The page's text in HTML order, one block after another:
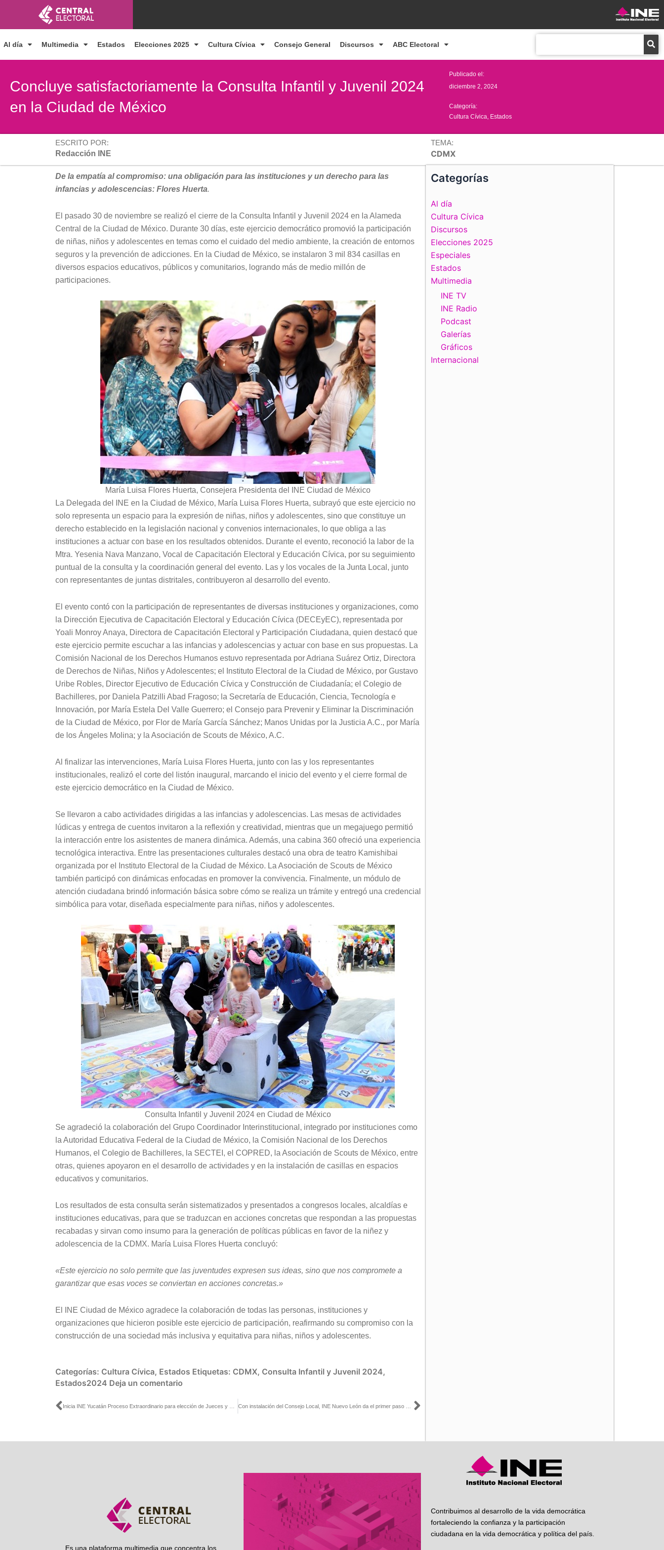
contenido
Al día Multimedia Estados Elecciones 2025 Cultura Cívica Consejo General Discursos ABC Electoral
Concluye satisfactoriamente la Consulta Infantil y Juvenil 2024
en la Ciudad de México
Publicado el:
diciembre 2, 2024
Categoría:
Cultura Cívica Estados
ESCRITO POR:
Redacción INE
TEMA:
CDMX
De la empatía al compromiso: una obligación para las instituciones y un derecho para las
infancias y adolescencias: Flores Huerta.
El pasado 30 de noviembre se realizó el cierre de la Consulta Infantil y Juvenil 2024 en la Alameda
Central de la Ciudad de México. Durante 30 días, este ejercicio democrático promovió la participación
de niñas, niños y adolescentes en temas como el cuidado del medio ambiente, la creación de entornos
seguros y la prevención de adicciones. En la Ciudad de México, se instalaron 3 mil 834 casillas en
diversos espacios educativos, públicos y comunitarios, logrando más de medio millón de
participaciones.
María Luisa Flores Huerta, Consejera Presidenta del INE Ciudad de México
La Delegada del INE en la Ciudad de México, María Luisa Flores Huerta, subrayó que este ejercicio no
solo representa un espacio para la expresión de niñas, niños y adolescentes, sino que constituye un
derecho establecido en la legislación nacional y convenios internacionales, lo que obliga a las
instituciones a actuar con base en los resultados obtenidos. Durante el evento, reconoció la labor de la
Mtra. Yesenia Nava Manzano, Vocal de Capacitación Electoral y Educación Cívica, por su seguimiento
puntual de la consulta y la coordinación general del evento. Las y los vocales de la Junta Local, junto
con representantes de juntas distritales, contribuyeron al desarrollo del evento.
El evento contó con la participación de representantes de diversas instituciones y organizaciones, como
la Dirección Ejecutiva de Capacitación Electoral y Educación Cívica (DECEyEC), representada por
Yoali Monroy Anaya, Directora de Capacitación Electoral y Participación Ciudadana, quien destacó que
este ejercicio permite escuchar a las infancias y adolescencias y actuar con base en sus propuestas. La
Comisión Nacional de los Derechos Humanos estuvo representada por Adriana Suárez Ortiz, Directora
de Derechos de Niñas, Niños y Adolescentes; el Instituto Electoral de la Ciudad de México, por Gustavo
Uribe Robles, Director Ejecutivo de Educación Cívica y Construcción de Ciudadanía; el Colegio de
Bachilleres, por Daniela Patzilli Abad Fragoso; la Secretaría de Educación, Ciencia, Tecnología e
Innovación, por María Estela Del Valle Guerrero; el Consejo para Prevenir y Eliminar la Discriminación
de la Ciudad de México, por Flor de María García Sánchez; Manos Unidas por la Justicia A.C., por María
de los Ángeles Molina; y la Asociación de Scouts de México, A.C.
Al finalizar las intervenciones, María Luisa Flores Huerta, junto con las y los representantes
institucionales, realizó el corte del listón inaugural, marcando el inicio del evento y el cierre formal de
este ejercicio democrático en la Ciudad de México.
Se llevaron a cabo actividades dirigidas a las infancias y adolescencias. Las mesas de actividades
lúdicas y entrega de cuentos invitaron a la reflexión y creatividad, mientras que un megajuego permitió
la interacción entre los asistentes de manera dinámica. Además, una cabina 360 ofreció una experiencia
tecnológica interactiva. Entre las presentaciones culturales destacó una obra de teatro Kamishibai
organizada por el Instituto Electoral de la Ciudad de México. La Asociación de Scouts de México
también participó con dinámicas enfocadas en promover la convivencia. Finalmente, un módulo de
atención ciudadana brindó información básica sobre cómo se realiza un trámite y entregó una credencial
simbólica para votar, diseñada especialmente para niñas, niños y adolescentes.
Consulta Infantil y Juvenil 2024 en Ciudad de México
Se agradeció la colaboración del Grupo Coordinador Interinstitucional, integrado por instituciones como
la Autoridad Educativa Federal de la Ciudad de México, la Comisión Nacional de los Derechos
Humanos, el Colegio de Bachilleres, la SECTEI, el COPRED, la Asociación de Scouts de México, entre
otras, quienes apoyaron en el desarrollo de actividades y en la instalación de casillas en espacios
educativos y comunitarios.
Los resultados de esta consulta serán sistematizados y presentados a congresos locales, alcaldías e
instituciones educativas, para que se traduzcan en acciones concretas que respondan a las propuestas
recabadas y sirvan como insumo para la generación de políticas públicas en favor de la niñez y
adolescencia de la CDMX. María Luisa Flores Huerta concluyó:
«Este ejercicio no solo permite que las juventudes expresen sus ideas, sino que nos compromete a
garantizar que esas voces se conviertan en acciones concretas.»
El INE Ciudad de México agradece la colaboración de todas las personas, instituciones y
organizaciones que hicieron posible este ejercicio de participación, reafirmando su compromiso con la
construcción de una sociedad más inclusiva y equitativa para niñas, niños y adolescentes.
Categorías: Cultura Cívica, Estados Etiquetas: CDMX, Consulta Infantil y Juvenil 2024,
Estados2024 Deja un comentario
Ant Siguiente
Categorías
Al día
Cultura Cívica
Discursos
Elecciones 2025
Especiales
Estados
Multimedia
INE TV
INE Radio
Podcast
Galerías
Gráficos
Internacional
Es una plataforma multimedia que concentra los
Contribuimos al desarrollo de la vida democrática
fortaleciendo la confianza y la participación
ciudadana en la vida democrática y política del país.